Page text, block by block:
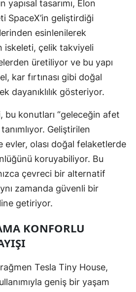
Yozgat
Zonguldak
Aksaray
Bayburt
Karaman
Kırıkkale
Batman
Şırnak
Bartın
Kilis
yapısal tasarımı, Elon
SpaceX’in geliştirdiği
esinlenilerek
iskeleti, çelik takviyeli
üretiliyor ve bu yapı
kar fırtınası gibi doğal
dayanıklılık gösteriyor.
bu konutları “geleceğin afet
Geliştirilen
evler, olası doğal felaketlerde
koruyabiliyor. Bu
çevreci bir alternatif
zamanda güvenli bir
getiriyor.
KONFORLU
Tesla Tiny House,
geniş bir yaşam